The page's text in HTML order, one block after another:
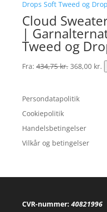
459,75 kr..
Cloud
|
Tweed og
Fra:434,75kr. Den
var:
368,00 kr.
Persondatapolitik
Cookiepolitik
Handelsbetingelser
Vilkår og betingelser
CVR-nummer: 40821996